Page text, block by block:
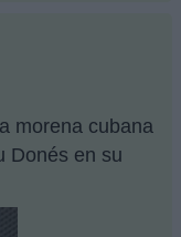
morena cubana
Donés en su